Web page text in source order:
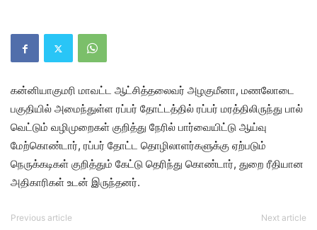
கன்னியாகுமரி மாவட்ட ஆட்சித்தலைவர் அழகுமீனா, மணலோடை
பகுதியில் அமைந்துள்ள ரப்பர் தோட்டத்தில் ரப்பர் மரத்திலிருந்து பால்
வெட்டும் வழிமுறைகள் குறித்து நேரில் பார்வையிட்டு ஆய்வு
மேற்கொண்டார், ரப்பர் தோட்ட தொழிலாளர்களுக்கு ஏற்படும்
நெருக்கடிகள் குறித்தும் கேட்டு தெரிந்து கொண்டார், துறை ரீதியான
அதிகாரிகள் உடன் இருந்தனர்.
Previous article Next article